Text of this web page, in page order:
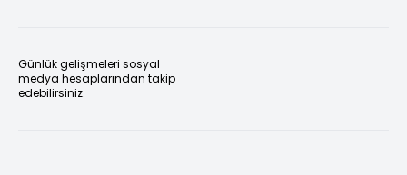
Günlük gelişmeleri sosyal
medya hesaplarından takip
edebilirsiniz.